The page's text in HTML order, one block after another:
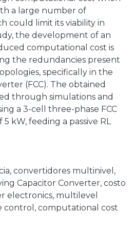
a large number of
could limit its viability in
the development of an
computational cost is
the redundancies present
specifically in the
(FCC). The obtained
through simulations and
a 3-cell three-phase FCC
kW, feeding a passive RL
, convertidores multinivel ,
Capacitor Converter, costo
electronics, multilevel
control , computational cost